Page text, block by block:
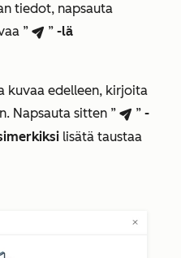
tiedot, napsauta
” breezeSendIcon ” -lä
kuvaa edelleen, kirjoita
Napsauta sitten ” breezeSendIcon ” -
lisätä taustaa